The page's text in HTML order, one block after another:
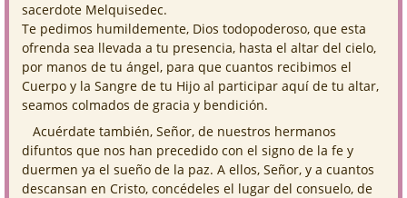
sacerdote Melquisedec.
Te pedimos humildemente, Dios todopoderoso, que esta
ofrenda sea llevada a tu presencia, hasta el altar del cielo,
por manos de tu ángel, para que cuantos recibimos el
Cuerpo y la Sangre de tu Hijo al participar aquí de tu altar,
seamos colmados de gracia y bendición.
Acuérdate también, Señor, de nuestros hermanos
difuntos que nos han precedido con el signo de la fe y
duermen ya el sueño de la paz. A ellos, Señor, y a cuantos
descansan en Cristo, concédeles el lugar del consuelo, de